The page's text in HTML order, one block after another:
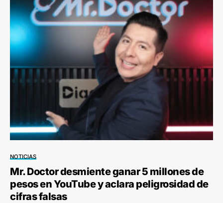
NOTICIAS
Mr. Doctor desmiente ganar 5 millones de
pesos en YouTube y aclara peligrosidad de
cifras falsas